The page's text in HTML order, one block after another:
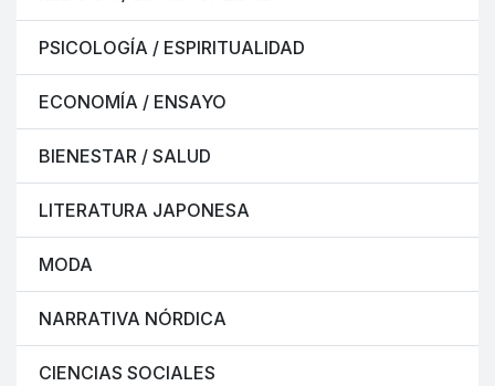
PSICOLOGÍA / ESPIRITUALIDAD
ECONOMÍA / ENSAYO
BIENESTAR / SALUD
LITERATURA JAPONESA
MODA
NARRATIVA NÓRDICA
CIENCIAS SOCIALES